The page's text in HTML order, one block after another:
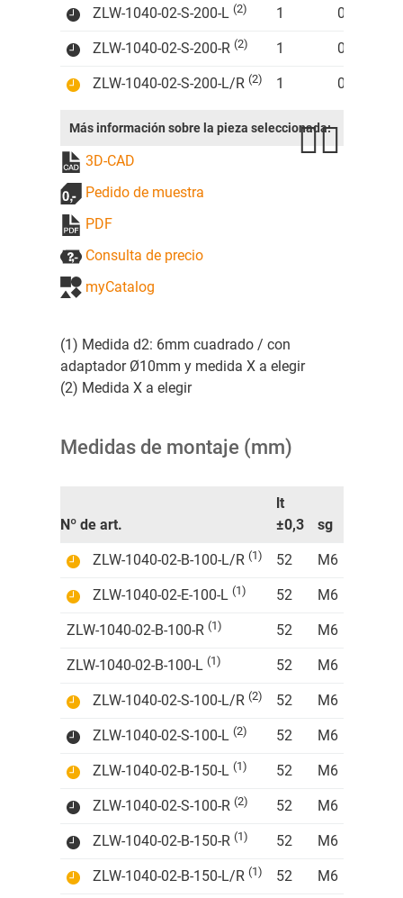
ZLW-1040-02-S-200-L (2) 1 0,14
ZLW-1040-02-S-200-R (2) 1 0,14
ZLW-1040-02-S-200-L/R (2) 1 0,14
Más información sobre la pieza seleccionada:
3D-CAD
Pedido de muestra
PDF
Consulta de precio
myCatalog
(1) Medida d2: 6mm cuadrado / con
adaptador Ø10mm y medida X a elegir
(2) Medida X a elegir
Medidas de montaje (mm)
Nº de art.
lt
±0,3
sg
ZLW-1040-02-B-100-L/R (1) 52 M6
ZLW-1040-02-E-100-L (1) 52 M6
ZLW-1040-02-B-100-R (1) 52 M6
ZLW-1040-02-B-100-L (1) 52 M6
ZLW-1040-02-S-100-L/R (2) 52 M6
ZLW-1040-02-S-100-L (2) 52 M6
ZLW-1040-02-B-150-L (1) 52 M6
ZLW-1040-02-S-100-R (2) 52 M6
ZLW-1040-02-B-150-R (1) 52 M6
ZLW-1040-02-B-150-L/R (1) 52 M6